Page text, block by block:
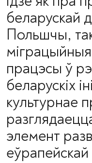
беларускай
Польшчы,
працэсы ў
беларускіх
культурнае
элемент
еўрапейскай